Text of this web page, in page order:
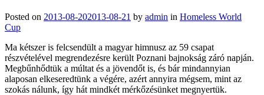
Posted on 2013-08-202013-08-21 by admin in Homeless World
Cup
Ma kétszer is felcsendült a magyar himnusz az 59 csapat
részvételével megrendezésre került Poznani bajnokság záró napján.
Megbűnhődtük a múltat és a jövendőt is, és bár mindannyian
alaposan elkeseredtünk a végére, azért annyira mégsem, mint az
szokás nálunk, így hát mindkét mérkőzésünket megnyertük.